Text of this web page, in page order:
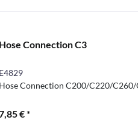
Hose Connection C3
E4829
Hose Connection C200/C220/
€ *